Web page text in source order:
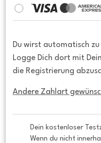
Du wirst automatisch
Logge Dich dort mit
die Registrierung
Andere Zahlart
Dein kostenloser
Wenn du nicht